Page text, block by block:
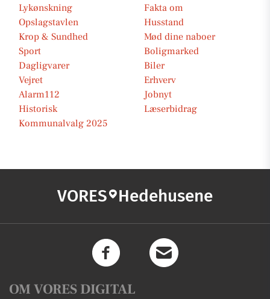
Lykønskning
Fakta om
Opslagstavlen
Husstand
Krop & Sundhed
Mød dine naboer
Sport
Boligmarked
Dagligvarer
Biler
Vejret
Erhverv
Alarm112
Jobnyt
Historisk
Læserbidrag
Kommunalvalg 2025
VORES Hedehusene
OM VORES DIGITAL